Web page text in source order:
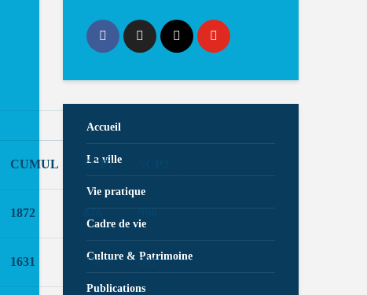
CUMUL SCP1
1872 876 996
1631 740 891
Accueil
La ville
Vie pratique
Cadre de vie
Culture & Patrimoine
Publications